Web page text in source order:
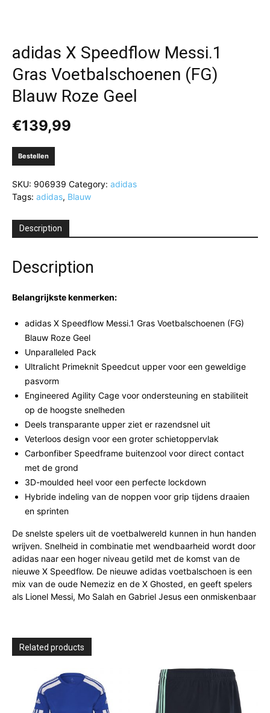
adidas X Speedflow Messi.1
Gras Voetbalschoenen (FG)
Blauw Roze Geel
€139,99
Bestellen
SKU: 906939 Category: adidas
Tags: adidas, Blauw
Description
Description
Belangrijkste kenmerken:
adidas X Speedflow Messi.1 Gras Voetbalschoenen (FG)
Blauw Roze Geel
Unparalleled Pack
Ultralicht Primeknit Speedcut upper voor een geweldige
pasvorm
Engineered Agility Cage voor ondersteuning en stabiliteit
op de hoogste snelheden
Deels transparante upper ziet er razendsnel uit
Veterloos design voor een groter schietoppervlak
Carbonfiber Speedframe buitenzool voor direct contact
met de grond
3D-moulded heel voor een perfecte lockdown
Hybride indeling van de noppen voor grip tijdens draaien
en sprinten
De snelste spelers uit de voetbalwereld kunnen in hun handen
wrijven. Snelheid in combinatie met wendbaarheid wordt door
adidas naar een hoger niveau getild met de komst van de
nieuwe X Speedflow. De nieuwe adidas voetbalschoen is een
mix van de oude Nemeziz en de X Ghosted, en geeft spelers
als Lionel Messi, Mo Salah en Gabriel Jesus een onmiskenbaar
Related products